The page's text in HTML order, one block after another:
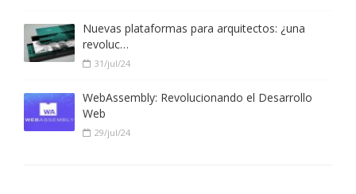
Nuevas plataformas para arquitectos: ¿una
revoluc…
31/jul/24
WebAssembly: Revolucionando el Desarrollo
Web
29/jul/24